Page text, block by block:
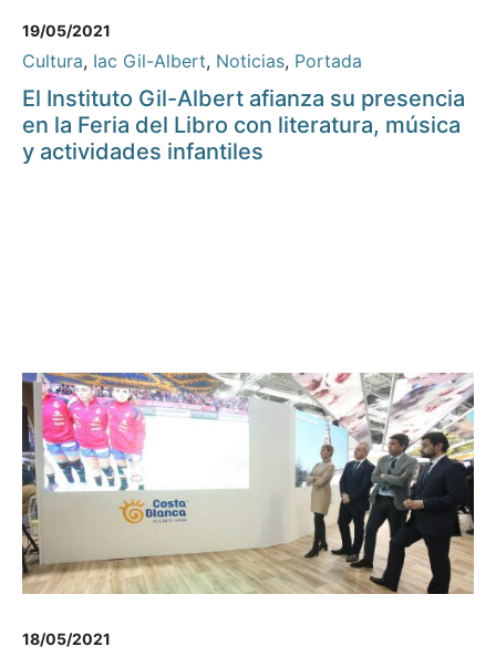
19/05/2021
Cultura, Iac Gil-Albert, Noticias, Portada
El Instituto Gil-Albert afianza su presencia
en la Feria del Libro con literatura, música
y actividades infantiles
18/05/2021